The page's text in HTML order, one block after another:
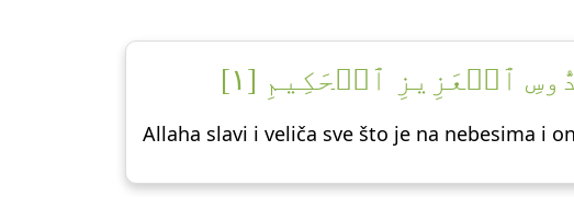
ٱلۡعَزِيزِ ٱلۡحَكِيمِ [١]
Allaha slavi i veliča sve što je na nebesima i